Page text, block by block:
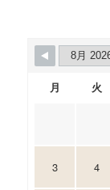
月 火
3 4